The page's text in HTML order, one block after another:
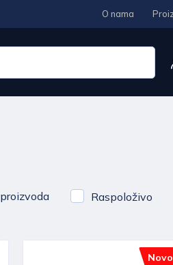
O nama
proizvoda Raspoloživo
Novo